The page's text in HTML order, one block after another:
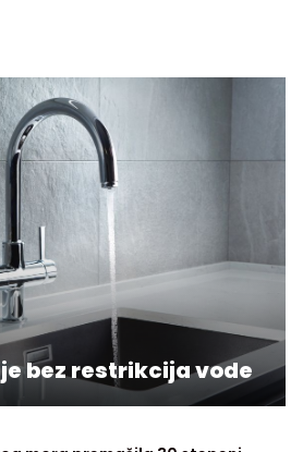
bez restrikcija vode